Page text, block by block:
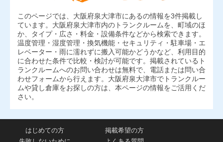
このページでは、大阪府泉大津市にあるの情報を3件掲載し
ています。大阪府泉大津市内のトランクルームを、町域のほ
か、タイプ・広さ・料金・設備条件などから検索できます。
温度管理・湿度管理・換気機能・セキュリティ・駐車場・エ
レベーター・雨に濡れずに搬入可能かどうかなど、利用目的
に合わせた条件で比較・検討が可能です。掲載されているト
ランクルームへのお問い合わせは無料で、電話または問い合
わせフォームから行えます。大阪府泉大津市でトランクルー
ムや貸し倉庫をお探しの方は、本ページの情報をご活用くだ
さい。
はじめての方
掲載希望の方